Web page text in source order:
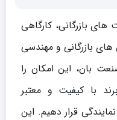
بازرگانی، کارگاهی
بازرگانی و مهندسی
بان، این امکان را
با کیفیت و معتبر
قرار دهیم. این